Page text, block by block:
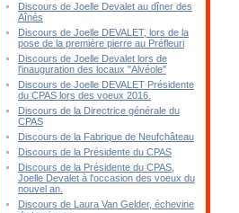
Discours de Joelle Devalet au dîner des
Aînés
Discours de Joelle DEVALET, lors de la
pose de la première pierre au Préfleuri
Discours de Joelle Devalet lors de
l'inauguration des locaux "Alvéole"
Discours de Joelle DEVALET Présidente
du CPAS lors des voeux 2016.
Discours de la Directrice générale du
CPAS
Discours de la Fabrique de Neufchâteau
Discours de la Présidente du CPAS
Discours de la Présidente du CPAS,
Joelle Devalet à l'occasion des voeux du
nouvel an.
Discours de Laura Van Gelder, échevine